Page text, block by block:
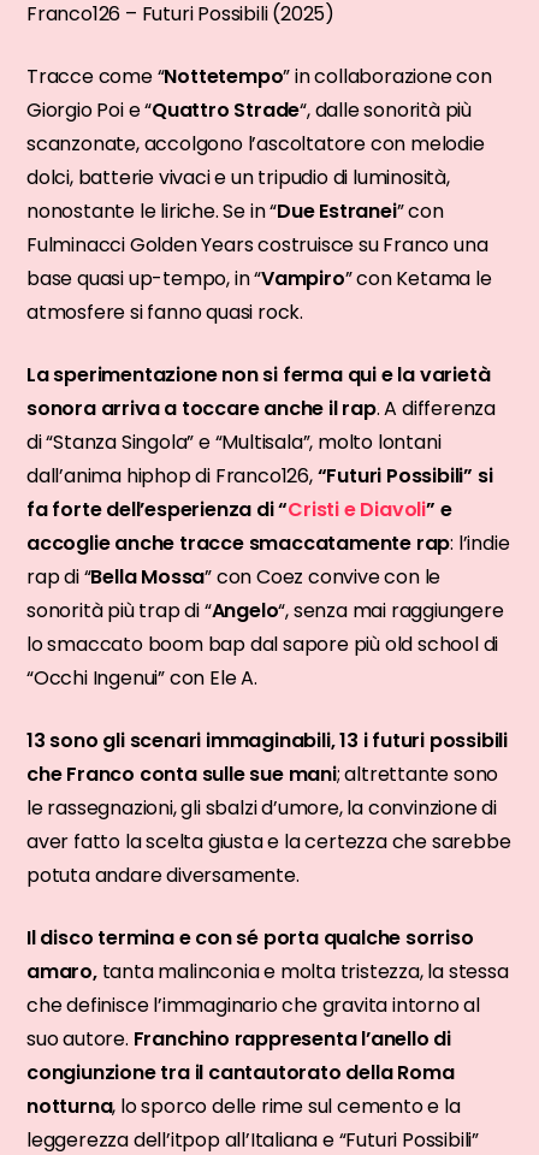
Franco126 – Futuri Possibili (2025)
Tracce come “Nottetempo” in collaborazione con
Giorgio Poi e “Quattro Strade“, dalle sonorità più
scanzonate, accolgono l’ascoltatore con melodie
dolci, batterie vivaci e un tripudio di luminosità,
nonostante le liriche. Se in “Due Estranei” con
Fulminacci Golden Years costruisce su Franco una
base quasi up-tempo, in “Vampiro” con Ketama le
atmosfere si fanno quasi rock.
La sperimentazione non si ferma qui e la varietà
sonora arriva a toccare anche il rap. A differenza
di “Stanza Singola” e “Multisala”, molto lontani
dall’anima hiphop di Franco126,“Futuri Possibili” si
fa forte dell’esperienza di “Cristi e Diavoli” e
accoglie anche tracce smaccatamente rap: l’indie
rap di “Bella Mossa” con Coez convive con le
sonorità più trap di “Angelo“, senza mai raggiungere
lo smaccato boom bap dal sapore più old school di
“Occhi Ingenui” con Ele A.
13 sono gli scenari immaginabili, 13 i futuri possibili
che Franco conta sulle sue mani; altrettante sono
le rassegnazioni, gli sbalzi d’umore, la convinzione di
aver fatto la scelta giusta e la certezza che sarebbe
potuta andare diversamente.
Il disco termina e con sé porta qualche sorriso
amaro, tanta malinconia e molta tristezza, la stessa
che definisce l’immaginario che gravita intorno al
suo autore. Franchino rappresenta l’anello di
congiunzione tra il cantautorato della Roma
notturna, lo sporco delle rime sul cemento e la
leggerezza dell’itpop all’Italiana e “Futuri Possibili”